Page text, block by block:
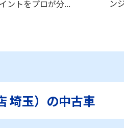
ントをプロが分...
ン
埼玉）の中古車